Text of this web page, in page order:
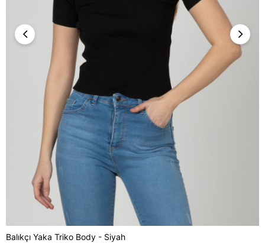
Balıkçı Yaka Triko Body - Siyah